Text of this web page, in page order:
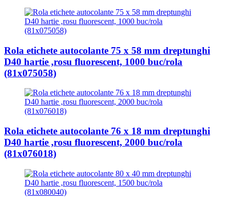
Rola etichete autocolante 75 x 58 mm dreptunghi
D40 hartie ,rosu fluorescent, 1000 buc/rola
(81x075058)
Rola etichete autocolante 76 x 18 mm dreptunghi
D40 hartie ,rosu fluorescent, 2000 buc/rola
(81x076018)